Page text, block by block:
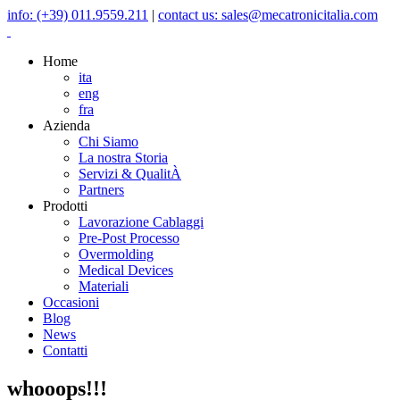
info: (+39) 011.9559.211 | contact us: sales@mecatronicitalia.com
Home
ita
eng
fra
Azienda
Chi Siamo
La nostra Storia
Servizi & QualitÀ
Partners
Prodotti
Lavorazione Cablaggi
Pre-Post Processo
Overmolding
Medical Devices
Materiali
Occasioni
Blog
News
Contatti
whooops!!!